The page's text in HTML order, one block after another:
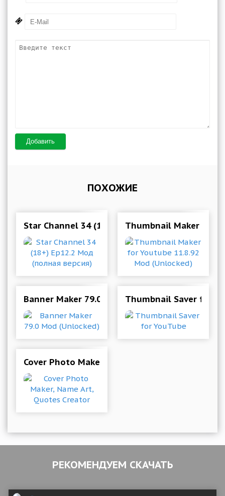
Добавить
ПОХОЖИЕ
Star Channel 34 (18+) Ep12.2 Мод (полная
Thumbnail Maker for
Banner Maker 79.0 Mod (Unlocked)
Thumbnail Saver for
Cover Photo Maker, Name Art, Quotes Creator
РЕКОМЕНДУЕМ СКАЧАТЬ